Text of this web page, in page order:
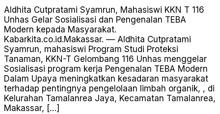
Aldhita Cutpratami Syamrun, Mahasiswi KKN T 116
Unhas Gelar Sosialisasi dan Pengenalan TEBA
Modern kepada Masyarakat.
Kabarkita.co.id.Makassar. –– Aldhita Cutpratami
Syamrun, mahasiswi Program Studi Proteksi
Tanaman, KKN-T Gelombang 116 Unhas menggelar
Sosialisasi program kerja Pengenalan TEBA Modern
Dalam Upaya meningkatkan kesadaran masyarakat
terhadap pentingnya pengelolaan limbah organik, , di
Kelurahan Tamalanrea Jaya, Kecamatan Tamalanrea,
Makassar, […]